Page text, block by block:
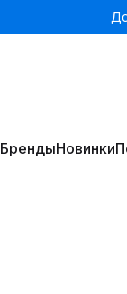
БрендыНовинки